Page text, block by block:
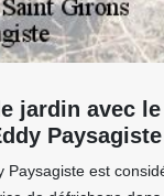
jardin avec
Paysagiste
Paysagiste est